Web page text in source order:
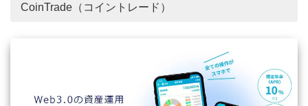
CoinTrade（コイントレード）